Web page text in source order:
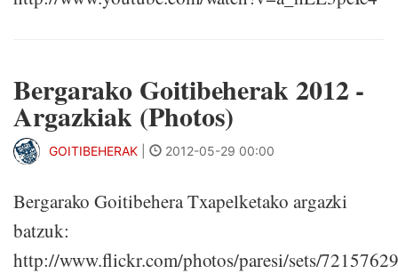
Bergarako Goitibeherak 2012 -
Argazkiak (Photos)
GOITIBEHERAK 2012-05-29 00:00
Bergarako Goitibehera Txapelketako argazki
batzuk:
http://www.flickr.com/photos/paresi/sets/